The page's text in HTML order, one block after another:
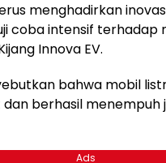
menghadirkan
coba intensif terhadap
Innova EV.
bahwa mobil
berhasil menempuh
Ads